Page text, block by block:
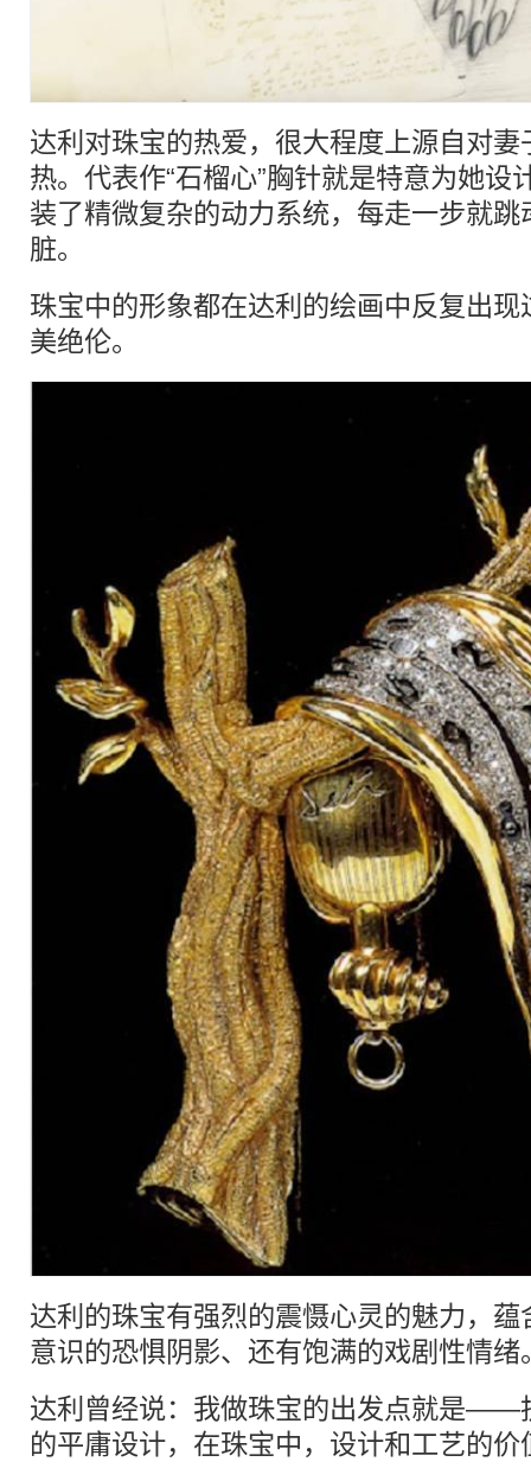
达利对珠宝的热爱，很大程度上源自对
热。代表作“石榴心”胸针就是特意为她设
装了精微复杂的动力系统，每走一步就
脏。
珠宝中的形象都在达利的绘画中反复出
美绝伦。
达利的珠宝有强烈的震慑心灵的魅力，
意识的恐惧阴影、还有饱满的戏剧性情绪
达利曾经说：我做珠宝的出发点就是——
的平庸设计，在珠宝中，设计和工艺的价